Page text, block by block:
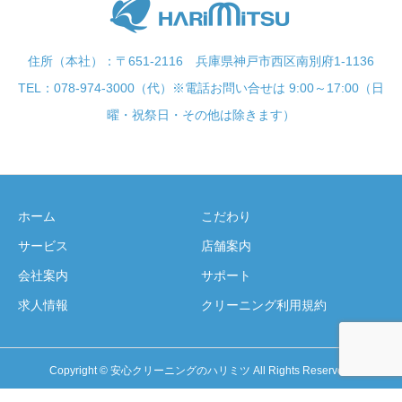
住所（本社）：〒651-2116 兵庫県神戸市西区南別府1-1136
TEL：078-974-3000（代）※電話お問い合せは 9:00～17:00（日
曜・祝祭日・その他は除きます）
ホーム こだわり
サービス 店舗案内
会社案内 サポート
求人情報 クリーニング利用規約
Copyright © 安心クリーニングのハリミツ All Rights Reserved.
セール情報 新着情報 店舗検索 お問い合わせ